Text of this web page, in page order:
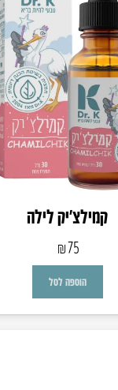
קמילצ’יק לילה
₪75
הוספה לסל